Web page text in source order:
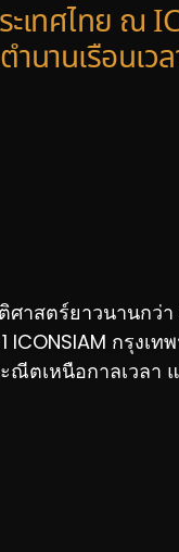
เทศไทย ณ
นานเรือนเว
าสตร์ยาวนานกว่
กรุงเ
ตเหนือกาลเวลา